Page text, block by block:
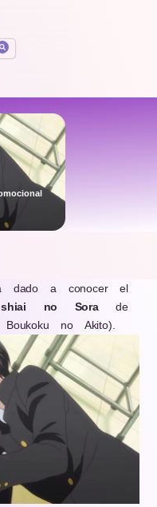
dado a conocer el
no Sorade
no Akito).